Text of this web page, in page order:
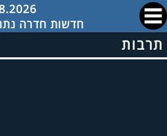
חדשות חדרה
תרבות